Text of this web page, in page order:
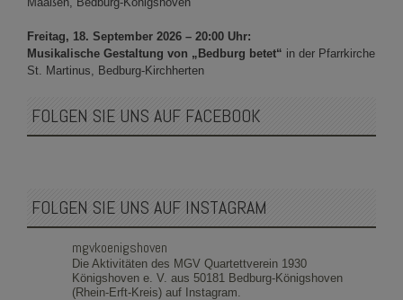
Freitag, 18. September 2026 – 20:00 Uhr:
Musikalische Gestaltung von „Bedburg betet“ in der Pfarrkirche
St. Martinus, Bedburg-Kirchherten
FOLGEN SIE UNS AUF FACEBOOK
FOLGEN SIE UNS AUF INSTAGRAM
mgvkoenigshoven
Die Aktivitäten des MGV Quartettverein 1930
Königshoven e. V. aus 50181 Bedburg-Königshoven
(Rhein-Erft-Kreis) auf Instagram.